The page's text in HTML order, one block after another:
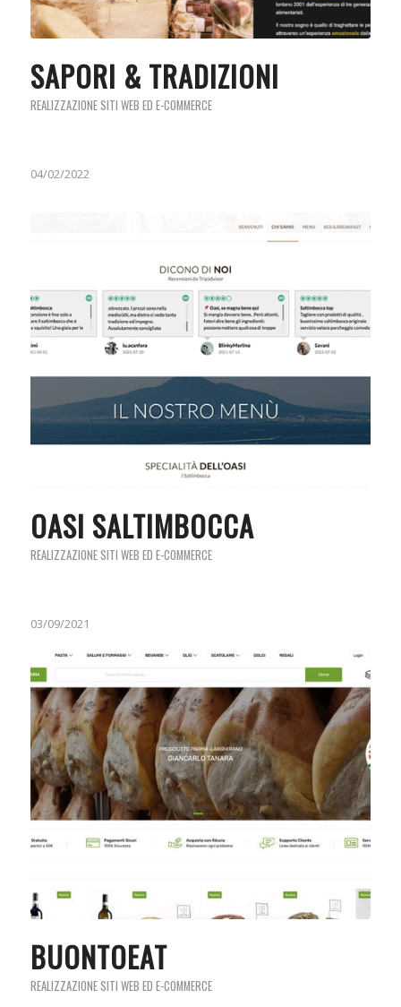
SAPORI & TRADIZIONI
REALIZZAZIONE SITI WEB ED E-COMMERCE
04/02/2022
OASI SALTIMBOCCA
REALIZZAZIONE SITI WEB ED E-COMMERCE
03/09/2021
BUONTOEAT
REALIZZAZIONE SITI WEB ED E-COMMERCE